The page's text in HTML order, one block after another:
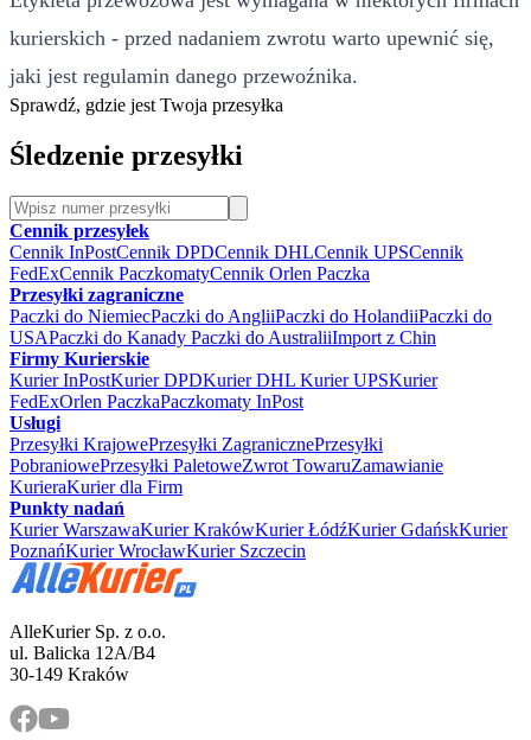
kurierskich - przed nadaniem zwrotu warto upewnić się,
jaki jest regulamin danego przewoźnika.
Sprawdź, gdzie jest Twoja przesyłka
Śledzenie przesyłki
Cennik przesyłek
Cennik InPostCennik DPDCennik DHLCennik UPSCennik
FedExCennik PaczkomatyCennik Orlen Paczka
Przesyłki zagraniczne
Paczki do NiemiecPaczki do AngliiPaczki do HolandiiPaczki do
USAPaczki do Kanady Paczki do AustraliiImport z Chin
Firmy Kurierskie
Kurier InPostKurier DPDKurier DHL Kurier UPSKurier
FedExOrlen PaczkaPaczkomaty InPost
Usługi
Przesyłki KrajowePrzesyłki ZagranicznePrzesyłki
PobraniowePrzesyłki PaletoweZwrot TowaruZamawianie
KurieraKurier dla Firm
Punkty nadań
Kurier WarszawaKurier KrakówKurier ŁódźKurier GdańskKurier
PoznańKurier WrocławKurier Szczecin
AlleKurier Sp. z o.o.
ul. Balicka 12A/B4
30-149 Kraków